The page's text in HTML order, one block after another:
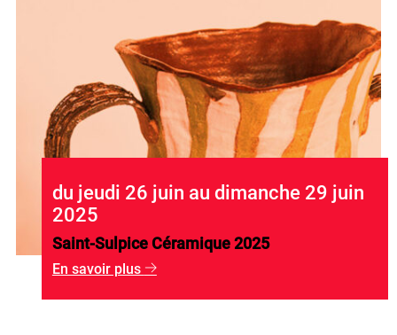
du jeudi 26 juin au dimanche 29 juin
2025
Saint-Sulpice Céramique 2025
En savoir plus g